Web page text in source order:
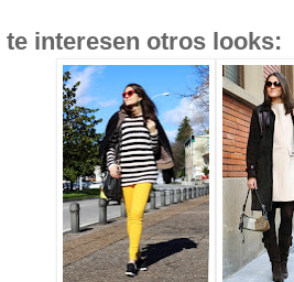
te interesen otros looks: